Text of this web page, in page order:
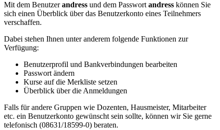
Mit dem Benutzerandress und dem Passwort andress können Sie
sich einen Überblick über das Benutzerkonto eines Teilnehmers
verschaffen.
Dabei stehen Ihnen unter anderem folgende Funktionen zur
Verfügung:
Benutzerprofil und Bankverbindungen bearbeiten
Passwort ändern
Kurse auf die Merkliste setzen
Überblick über die Anmeldungen
Falls für andere Gruppen wie Dozenten, Hausmeister, Mitarbeiter
etc. ein Benutzerkonto gewünscht sein sollte, können wir Sie gerne
telefonisch (08631/18599-0) beraten.